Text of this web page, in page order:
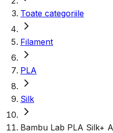
Toate categoriile
Filament
PLA
Silk
Bambu Lab PLA Silk+